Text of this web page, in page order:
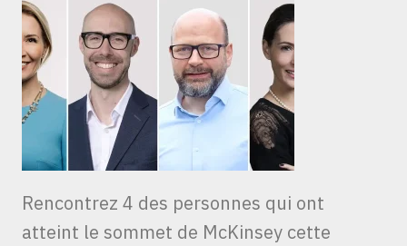
Rencontrez 4 des personnes qui ont
atteint le sommet de McKinsey cette